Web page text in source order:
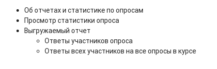
Об отчетах и статистике по опросам
Просмотр статистики опроса
Выгружаемый отчет
Ответы участников опроса
Ответы всех участников на все опросы в курсе